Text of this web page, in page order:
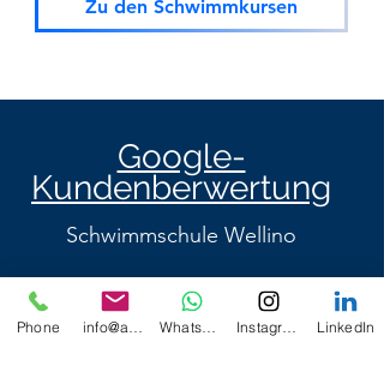
Zu den Schwimmkursen
Google-
Kundenberwertung
Schwimmschule Wellino
Phone LinkedIn